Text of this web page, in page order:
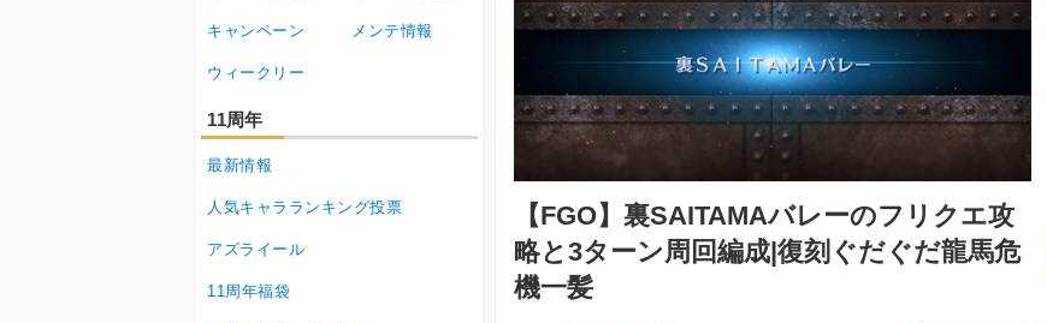
【FGO】 裏SAITAMAバレーのフリクエ攻
略と3ターン周回編成|復刻ぐだぐだ龍馬危
機一髪
キャンペーン メンテ情報
ウィークリー
11周年
最新情報
人気キャラランキング投票
アズライール
11周年福袋